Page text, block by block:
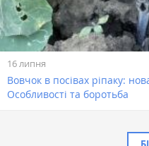
16 липня
Вовчок в посівах ріпаку:
Особливості та боротьба